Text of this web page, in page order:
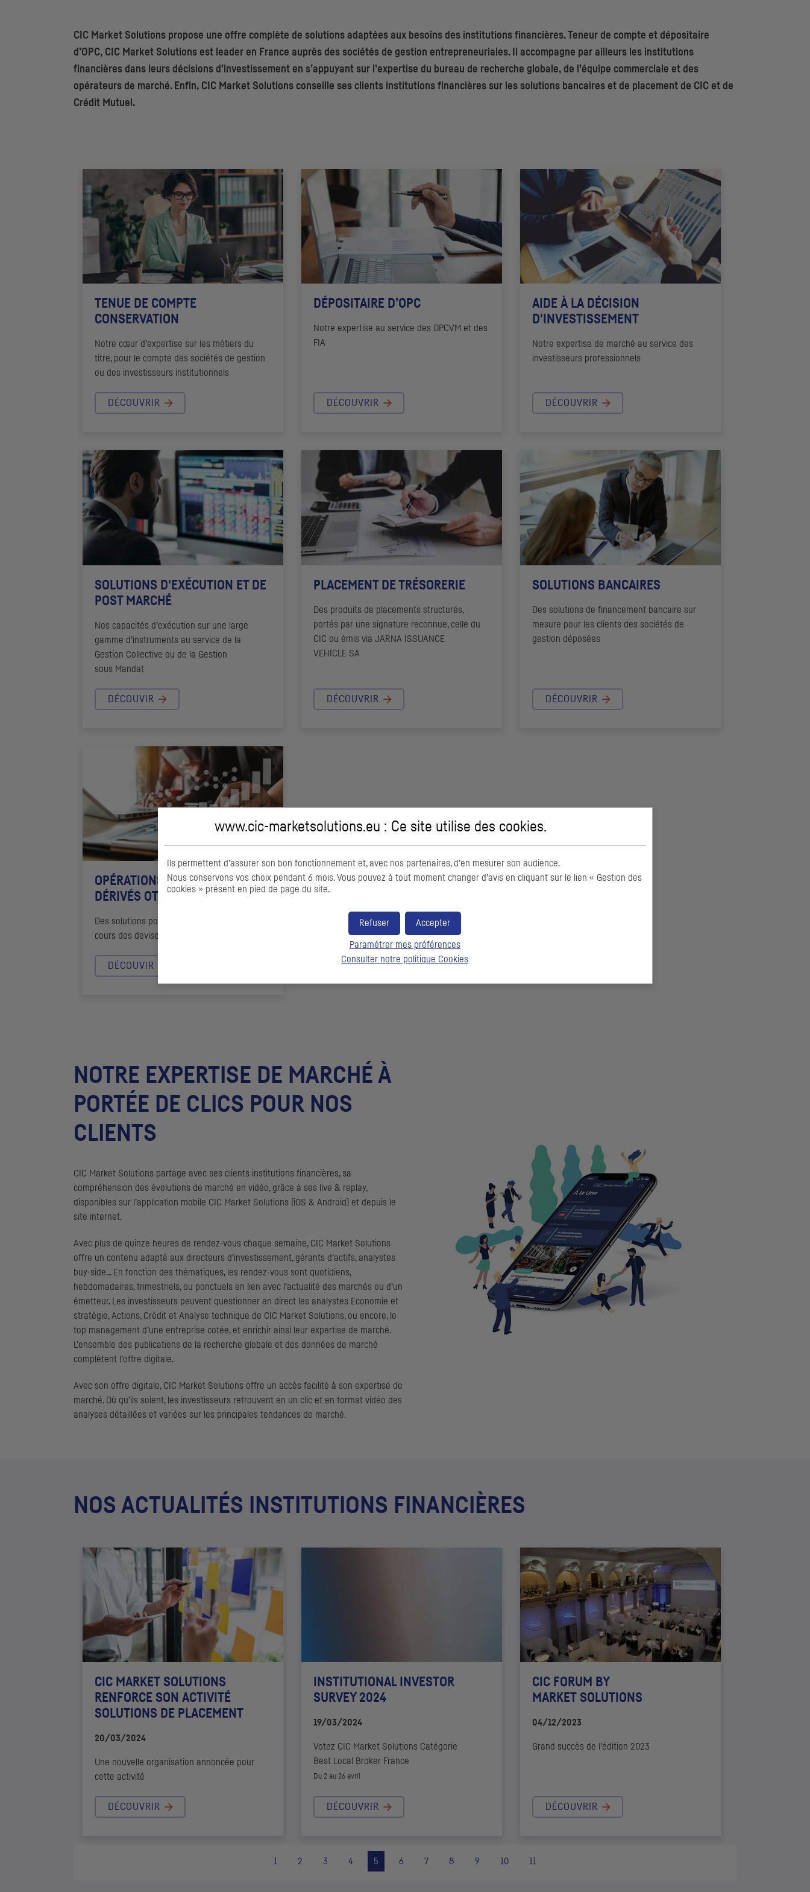
CIC Market Solutions propose une offre complète de solutions adaptées aux besoins des institutions financières. Teneur de compte et dépositaire
d’OPC, CIC Market Solutions est leader en France auprès des sociétés de gestion entrepreneuriales. Il accompagne par ailleurs les institutions
financières dans leurs décisions d’investissement en s’appuyant sur l’expertise du bureau de recherche globale, de l’équipe commerciale et des
opérateurs de marché. Enfin, CIC Market Solutions conseille ses clients institutions financières sur les solutions bancaires et de placement de CIC et de
Crédit Mutuel.
TENUE DE COMPTE
CONSERVATION
Notre cœur d’expertise sur les métiers du
titre, pour le compte des sociétés de gestion
ou des investisseurs institutionnels
DÉCOUVRIR
DÉPOSITAIRE D’OPC
Notre expertise au service des OPCVM et des
FIA
DÉCOUVRIR
AIDE À LA DÉCISION
D'INVESTISSEMENT
Notre expertise de marché au service des
investisseurs professionnels
DÉCOUVRIR
SOLUTIONS D'EXÉCUTION ET DE
POST MARCHÉ
Nos capacités d’exécution sur une large
gamme d’instruments au service de la
Gestion Collective ou de la Gestion
sous Mandat
DÉCOUVIR
PLACEMENT DE TRÉSORERIE
Des produits de placements structurés,
portés par une signature reconnue, celle du
CIC ou émis via JARNA ISSUANCE
VEHICLE SA
DÉCOUVRIR
SOLUTIONS BANCAIRES
Des solutions de financement bancaire sur
mesure pour les clients des sociétés de
gestion déposées
DÉCOUVRIR
OPÉRATIONS DE CHANGE ET
DÉRIVÉS OTC
Des solutions pour faire face à l'évolution du
cours des devises
DÉCOUVIR
NOTRE EXPERTISE DE MARCHÉ À
PORTÉE DE CLICS POUR NOS
CLIENTS
CIC Market Solutions partage avec ses clients institutions financières, sa
compréhension des évolutions de marché en vidéo, grâce à ses live & replay,
disponibles sur l’application mobile CIC Market Solutions (iOS & Android) et depuis le
site internet.
Avec plus de quinze heures de rendez-vous chaque semaine, CIC Market Solutions
offre un contenu adapté aux directeurs d’investissement, gérants d’actifs, analystes
buy-side... En fonction des thématiques, les rendez-vous sont quotidiens,
hebdomadaires, trimestriels, ou ponctuels en lien avec l’actualité des marchés ou d’un
émetteur. Les investisseurs peuvent questionner en direct les analystes Economie et
stratégie, Actions, Crédit et Analyse technique de CIC Market Solutions, ou encore, le
top management d’une entreprise cotée, et enrichir ainsi leur expertise de marché.
L’ensemble des publications de la recherche globale et des données de marché
complètent l’offre digitale.
Avec son offre digitale, CIC Market Solutions offre un accès facilité à son expertise de
marché. Où qu’ils soient, les investisseurs retrouvent en un clic et en format vidéo des
analyses détaillées et variées sur les principales tendances de marché.
NOS ACTUALITÉS INSTITUTIONS FINANCIÈRES
CIC MARKET SOLUTIONS
RENFORCE SON ACTIVITÉ
SOLUTIONS DE PLACEMENT
20/03/2024
Une nouvelle organisation annoncée pour
cette activité
DÉCOUVRIR
INSTITUTIONAL INVESTOR
SURVEY 2024
19/03/2024
Votez CIC Market Solutions Catégorie
Best Local Broker France
Du 2 au 26 avril
DÉCOUVRIR
CIC FORUM BY
MARKET SOLUTIONS
04/12/2023
Grand succès de l’édition 2023
DÉCOUVRIR
1 2 3 4 5 6 7 8 9 10 11
www.cic-marketsolutions.eu : Ce site utilise des cookies.
Ils permettent d’assurer son bon fonctionnement et, avec nos partenaires, d’en mesurer son audience.
Nous conservons vos choix pendant 6 mois. Vous pouvez à tout moment changer d’avis en cliquant sur le lien « Gestion des
cookies » présent en pied de page du site.
Accepter
Refuser
Paramétrer mes préférences
Consulter notre politique Cookies